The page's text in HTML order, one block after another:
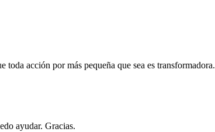
acción por más pequeña que sea es transformadora.
ayudar. Gracias.